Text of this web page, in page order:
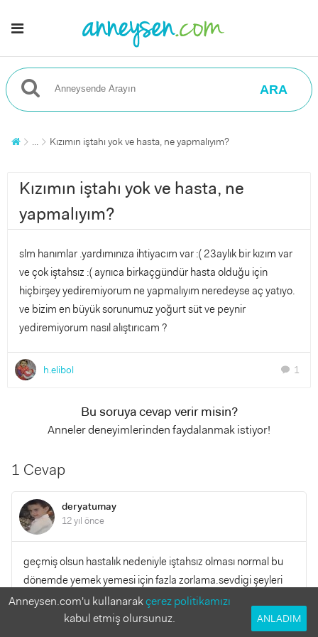
ARA
... Kızımın iştahı yok ve hasta, ne yapmalıyım?
Kızımın iştahı yok ve hasta, ne
yapmalıyım?
slm hanımlar .yardımınıza ihtiyacım var :( 23aylık bir kızım var
ve çok iştahsız :( ayrııca birkaçgündür hasta olduğu için
hiçbirşey yediremiyorum ne yapmalıyım neredeyse aç yatıyo.
ve bizim en büyük sorunumuz yoğurt süt ve peynir
yediremiyorum nasıl alıştırıcam ?
h.elibol chat 1
Bu soruya cevap verir misin?
Anneler deneyimlerinden faydalanmak istiyor!
1 Cevap
deryatumay
12 yıl önce
geçmiş olsun hastalık nedeniyle iştahsız olması normal bu
dönemde yemek yemesi için fazla zorlama.sevdigi şeyleri
yap azar azar yedir.peyniri omletle birlikde yedirmeyi
deneyebilirsin.sütlü çorba ve yogurtlu çorba şeklinde
Anneysen.com'u kullanarakçerez politikamızı
kabul etmiş olursunuz.
ANLADIM